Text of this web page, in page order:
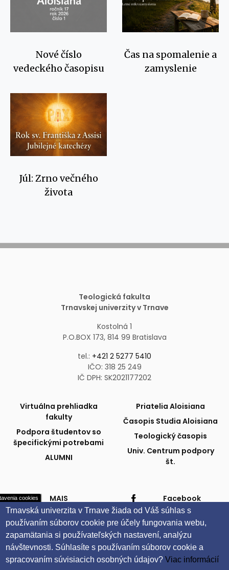
Nové číslo
vedeckého časopisu
Čas na spomalenie a
zamyslenie
Júl: Zrno večného
života
Teologická fakulta
Trnavskej univerzity v Trnave
Kostolná 1
P.O.BOX 173, 814 99 Bratislava
tel.: +421 2 5277 5410
IČO: 318 25 249
IČ DPH: SK2021177202
Fakulta
a
podpora
Virtuálna prehliadka
fakulty
Podpora študentov so
špecifickými potrebami
ALUMNI
Publikácie
a
partneri
Priatelia Aloisiana
Časopis Studia Aloisiana
Teologický časopis
Univ. Centrum podpory
št.
Univerzitné
systémy
MAIS
Webmail na Office 365
Evidencia záv. prác
Univerzitné inf. systémy
Sociálne
siete
Facebook
Instagram
YouTube
cookies
Trnavská univerzita v Trnave žiada od Váš súhlas s
používaním súborov cookie pre účely fungovania webu,
zapamätania si používateľských nastavení, analýzu
návštevnosti. Súhlasíte s používaním súborov cookie a
spracovaním súvisiacich osobných údajov?Viac informácií